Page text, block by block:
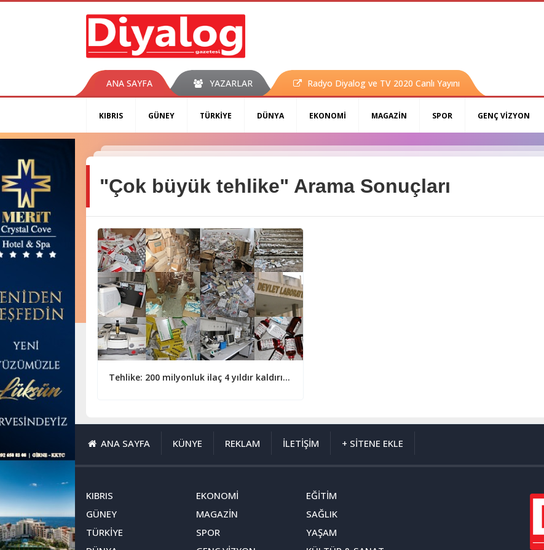
ANA SAYFA YAZARLAR Radyo Diyalog ve TV 2020 Canlı Yayını
KIBRIS GÜNEY TÜRKİYE DÜNYA EKONOMİ MAGAZİN SPOR GENÇ VİZYON
"Çok büyük tehlike" Arama Sonuçları
Tehlike: 200 milyonluk ilaç 4 yıldır kaldırılmadı
ANA SAYFA KÜNYE REKLAM İLETİŞİM + SİTENE EKLE
KIBRIS
GÜNEY
TÜRKİYE
EKONOMİ
MAGAZİN
SPOR
EĞİTİM
SAĞLIK
YAŞAM